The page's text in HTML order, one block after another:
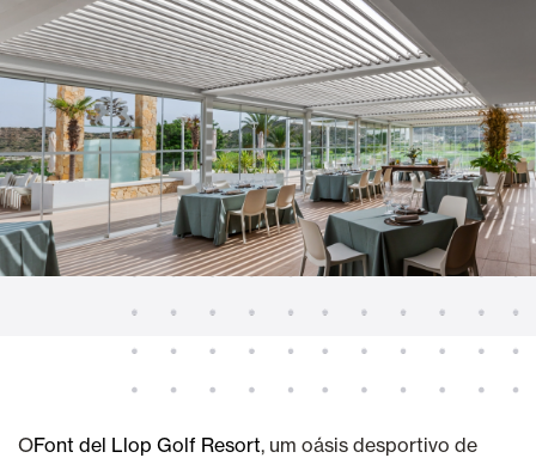
OFont del Llop Golf Resort, um oásis desportivo de